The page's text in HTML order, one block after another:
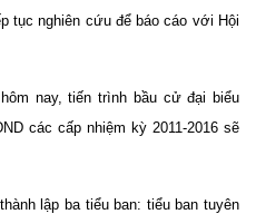
tục nghiên cứu để báo cáo với Hội
nay, tiến trình bầu cử đại biểu
các cấp nhiệm kỳ 2011-2016 sẽ
lập ba tiểu ban: tiểu ban tuyên